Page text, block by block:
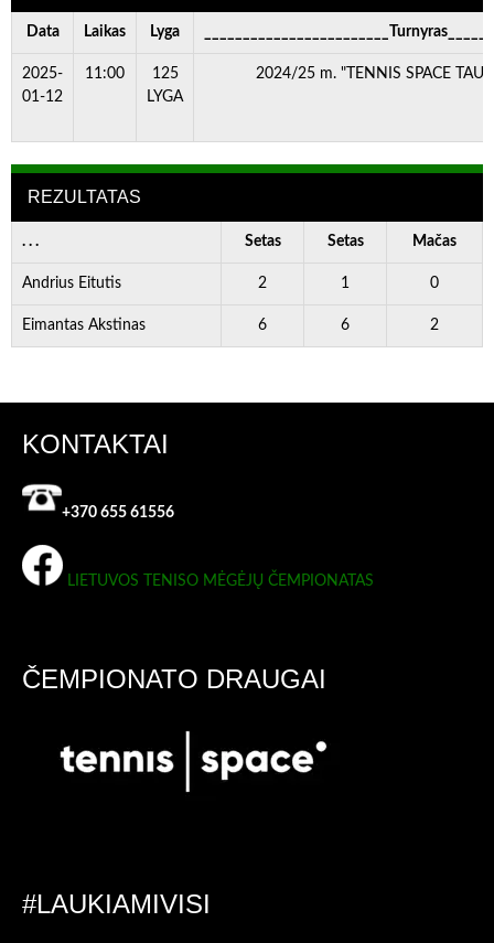
Data Laikas Lyga
2025-
01-12
11:00
125
LYGA
2024/25 m. "TENNIS SPACE
REZULTATAS
. . . Setas Setas Mačas
Andrius Eitutis 2 1 0
Eimantas Akstinas 6 6 2
KONTAKTAI
+370 655 61556
LIETUVOS TENISO MĖGĖJŲ ČEMPIONATAS
ČEMPIONATO DRAUGAI
#LAUKIAMIVISI